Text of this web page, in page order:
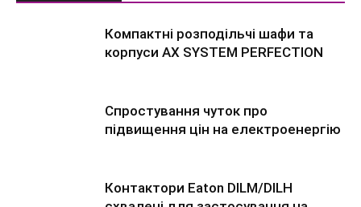
Компактні розподільчі шафи та
корпуси AX SYSTEM PERFECTION
Спростування чуток про
підвищення цін на електроенергію
Контактори Eaton DILM/DILH